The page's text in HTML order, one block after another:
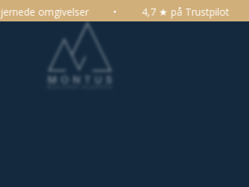
• 4,7 ★ på Trustpilot • 100+ kurser,